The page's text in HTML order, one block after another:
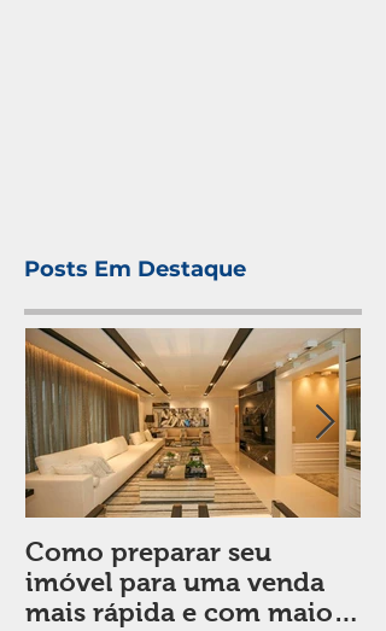
Posts Em Destaque
Como preparar seu
imóvel para uma venda
mais rápida e com maior